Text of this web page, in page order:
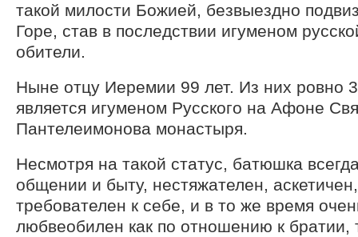
такой милости Божией, безвыездно
Горе, став в последствии игуменом
обители.
Ныне отцу Иеремии 99 лет. Из них ровно
является игуменом Русского на Афоне
Пантелеимонова монастыря.
Несмотря на такой статус, батюшка
общении и быту, нестяжателен,
требователен к себе, и в то же время
любвеобилен как по отношению к братии,